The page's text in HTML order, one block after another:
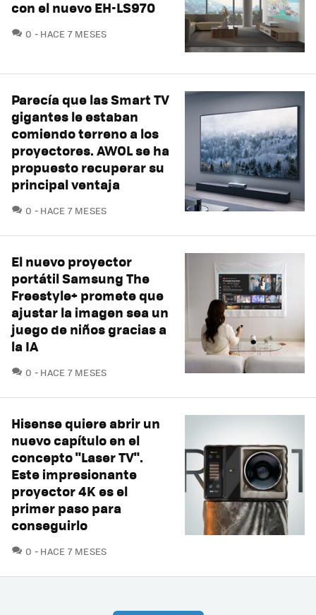
con el nuevo EH-LS970
0 COMENTARIOS
HACE 7 MESES
Parecía que las Smart TV
gigantes le estaban
comiendo terreno a los
proyectores. AWOL se ha
propuesto recuperar su
principal ventaja
0 COMENTARIOS
HACE 7 MESES
El nuevo proyector
portátil Samsung The
Freestyle+ promete que
ajustar la imagen sea un
juego de niños gracias a
la IA
0 COMENTARIOS
HACE 7 MESES
Hisense quiere abrir un
nuevo capítulo en el
concepto "Laser TV".
Este impresionante
proyector 4K es el
primer paso para
conseguirlo
0 COMENTARIOS
HACE 7 MESES